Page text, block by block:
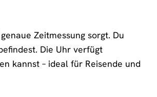
Zeitmessung sorgt. Du
Die Uhr verfügt
kannst – ideal für Reisende und